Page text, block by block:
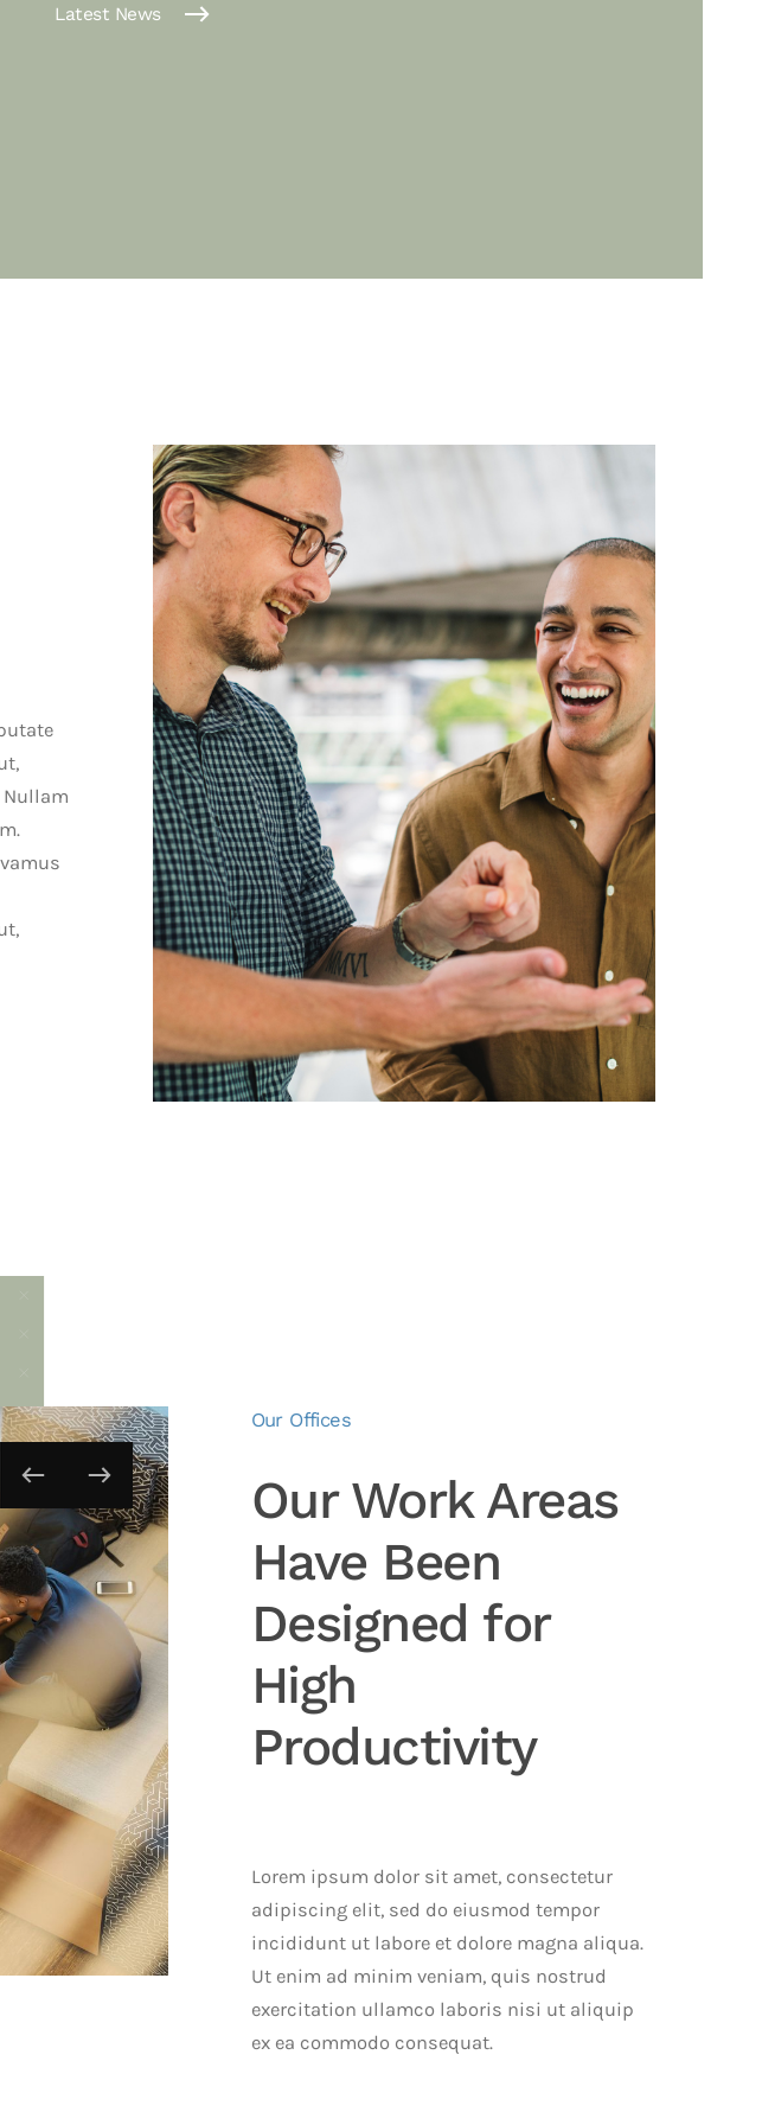
Latest News
Relaxed Communication
Environment
Our Offices
Our Work Areas
Have Been
Designed for
High
Productivity
Lorem ipsum dolor sit amet, consectetur
adipiscing elit, sed do eiusmod tempor
incididunt ut labore et dolore magna aliqua.
Ut enim ad minim veniam, quis nostrud
exercitation ullamco laboris nisi ut aliquip
ex ea commodo consequat.